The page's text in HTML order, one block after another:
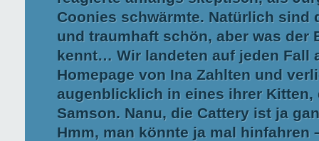
Coonies schwärmte. Natürlich sind
und traumhaft schön, aber was der
kennt… Wir landeten auf jeden Fall
Homepage von Ina Zahlten und
augenblicklich in eines ihrer Kitten,
Samson. Nanu, die Cattery ist ja
Hmm, man könnte ja mal hinfahren